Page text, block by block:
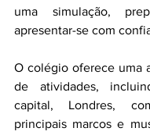
uma simulação,
apresentar-se com
O colégio oferece uma
de atividades,
capital, Londres,
principais marcos e